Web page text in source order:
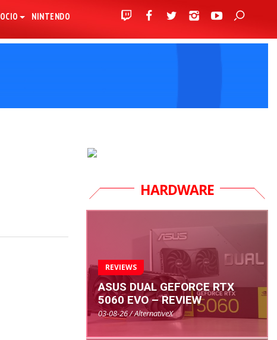
OCIO NINTENDO
HARDWARE
REVIEWS
ASUS DUAL GEFORCE RTX
5060 EVO – REVIEW
03-08-26 / AlternativeX